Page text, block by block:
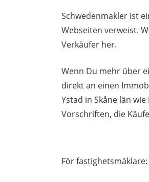
Schwedenmakler ist
Webseiten verweist.
Verkäufer her.
Wenn Du mehr über
direkt an einen
Ystad in Skåne län
Vorschriften, die
För fastighetsmäklare: